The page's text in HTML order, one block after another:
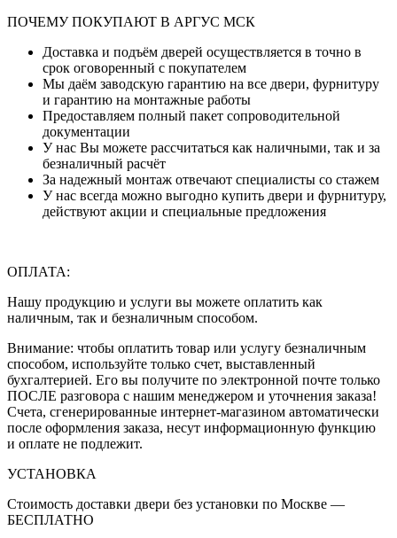
ПОЧЕМУ ПОКУПАЮТ В АРГУС МСК
Доставка и подъём дверей осуществляется в точно в
срок оговоренный с покупателем
Мы даём заводскую гарантию на все двери, фурнитуру
и гарантию на монтажные работы
Предоставляем полный пакет сопроводительной
документации
У нас Вы можете рассчитаться как наличными, так и за
безналичный расчёт
За надежный монтаж отвечают специалисты со стажем
У нас всегда можно выгодно купить двери и фурнитуру,
действуют акции и специальные предложения
ОПЛАТА:
Нашу продукцию и услуги вы можете оплатить как
наличным, так и безналичным способом.
Внимание: чтобы оплатить товар или услугу безналичным
способом, используйте только счет, выставленный
бухгалтерией. Его вы получите по электронной почте только
ПОСЛЕ разговора с нашим менеджером и уточнения заказа!
Счета, сгенерированные интернет-магазином автоматически
после оформления заказа, несут информационную функцию
и оплате не подлежит.
УСТАНОВКА
Стоимость доставки двери без установки по Москве —
БЕСПЛАТНО